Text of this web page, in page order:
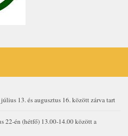
13. és augusztus 16. között zárva tart
22-én (hétfő) 13.00-14.00 között a